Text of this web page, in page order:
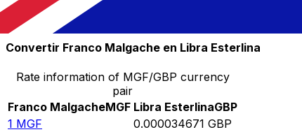
10,000
Convertir Franco Malgache en Libra Esterlina
Rate information of MGF/GBP currency
pair
Franco MalgacheMGF Libra EsterlinaGBP
1 MGF 0.000034671 GBP